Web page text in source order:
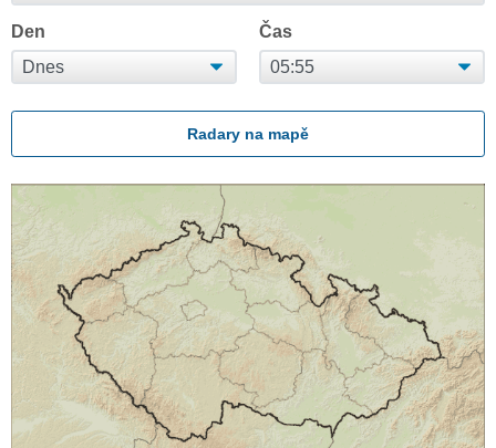
Den Čas
Radary na mapě